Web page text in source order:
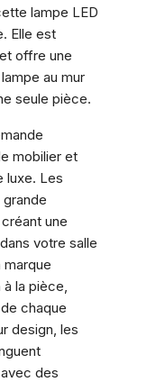
lampe LED
Elle est
offre une
au mur
seule pièce.
mobilier et
luxe. Les
une
votre salle
marque
la pièce,
chaque
design, les
des